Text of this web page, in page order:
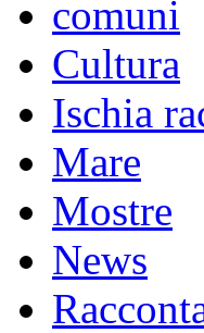
comuni
Cultura
Ischia
Mare
Mostre
News